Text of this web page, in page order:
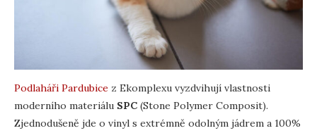
Podlaháři Pardubice z Ekomplexu vyzdvihují vlastnosti
moderního materiálu SPC (Stone Polymer Composit).
Zjednodušeně jde o vinyl s extrémně odolným jádrem a 100%